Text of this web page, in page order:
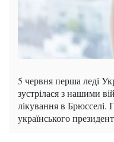
5 червня перша леді
зустрілася з нашими
лікування в Брюсселі.
українського